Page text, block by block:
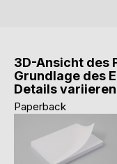
3D-Ansicht des
Grundlage des
Details
Paperback